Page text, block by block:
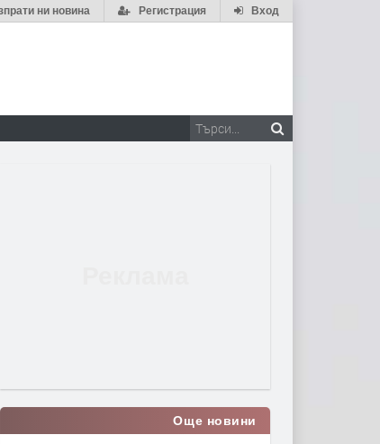
Вход
Регистрация
ни новина
Още новини